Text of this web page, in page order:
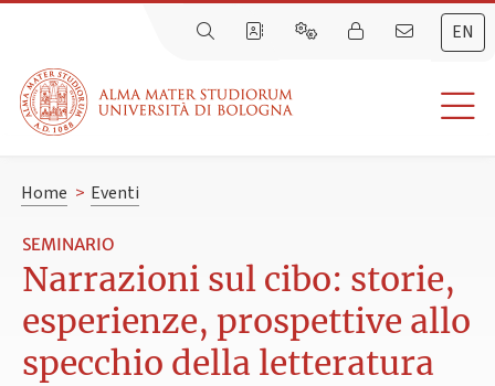
EN
Home > Eventi
SEMINARIO
Narrazioni sul cibo: storie,
esperienze, prospettive allo
specchio della letteratura